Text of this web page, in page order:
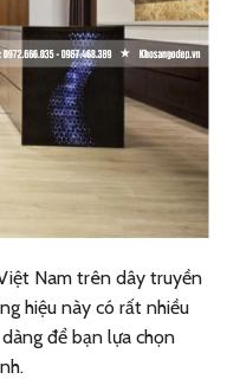
Nam trên dây truyền
hiệu này có rất nhiều
để bạn lựa chọn